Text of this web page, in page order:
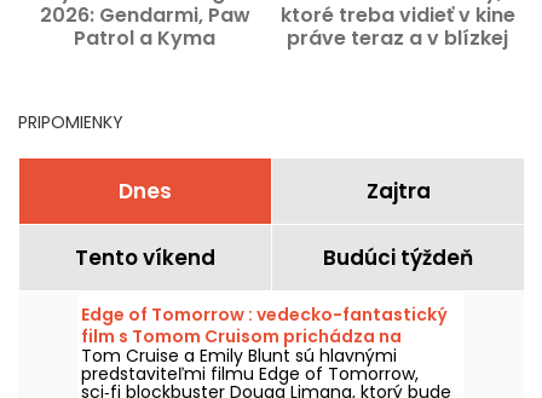
2026: Gendarmi, Paw
Patrol a Kyma
ktoré treba vidieť v kine
práve teraz a v blízkej
PRIPOMIENKY
Dnes Zajtra
Tento víkend Budúci týždeň
Edge of Tomorrow : vedecko-fantastický
film s Tomom Cruisom prichádza na
Netflixe
Tom Cruise a Emily Blunt sú hlavnými
predstaviteľmi filmu Edge of Tomorrow,
sci‑fi blockbuster Douga Limana, ktorý bude